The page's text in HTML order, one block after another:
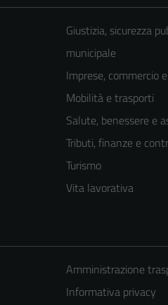
Giustizia, sicurezza
municipale
Imprese, commercio
Mobilità e trasporti
Salute, benessere e
Tributi, finanze e
Turismo
Vita lavorativa
Amministrazione
Informativa privacy